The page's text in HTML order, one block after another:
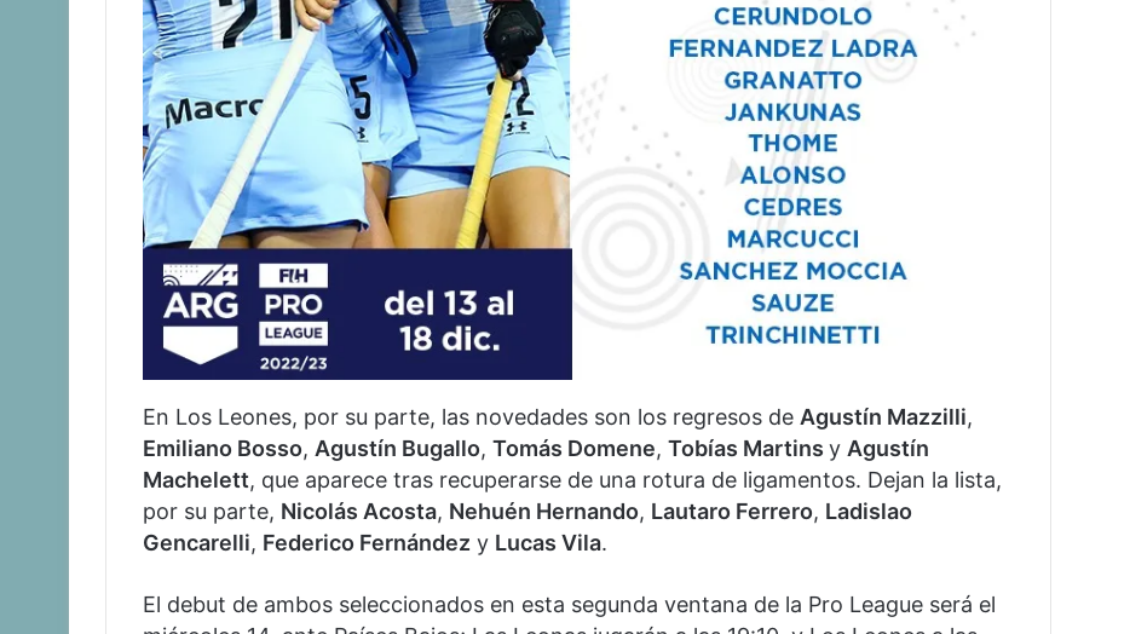
En Los Leones, por su parte, las novedades son los regresos de Agustín Mazzilli,
Emiliano Bosso, Agustín Bugallo, Tomás Domene, Tobías Martins y Agustín
Machelett, que aparece tras recuperarse de una rotura de ligamentos. Dejan la lista,
por su parte, Nicolás Acosta, Nehuén Hernando, Lautaro Ferrero, Ladislao
Gencarelli, Federico Fernández y Lucas Vila.
El debut de ambos seleccionados en esta segunda ventana de la Pro League será el